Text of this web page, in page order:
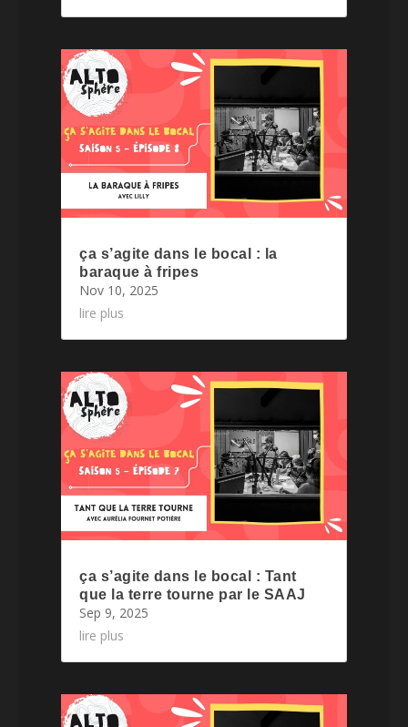
ça s’agite dans le bocal : la
baraque à fripes
Nov 10, 2025
lire plus
ça s’agite dans le bocal : Tant
que la terre tourne par le SAAJ
Sep 9, 2025
lire plus